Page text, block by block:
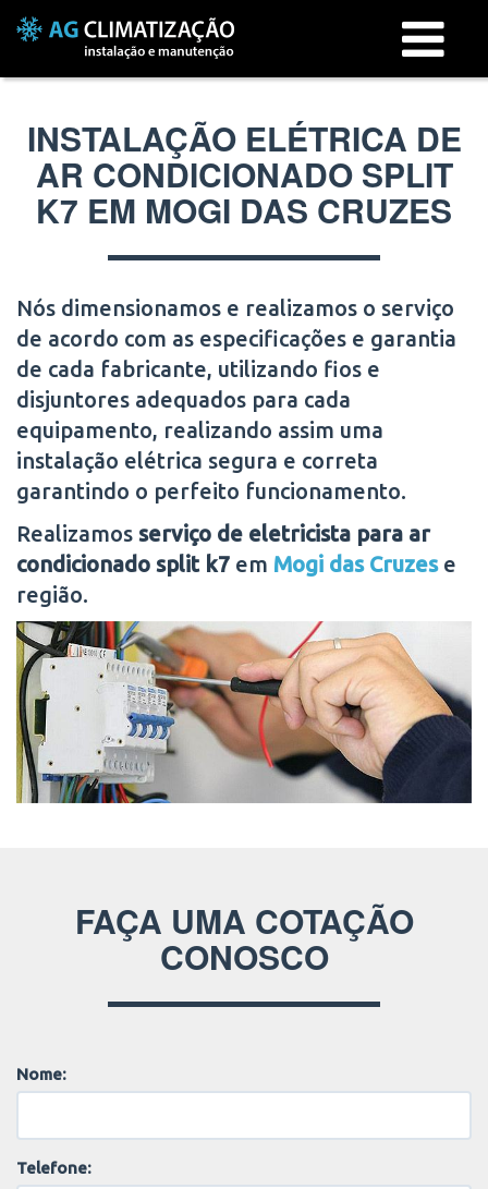
Menu
INSTALAÇÃO ELÉTRICA DE
AR CONDICIONADO SPLIT
K7 EM MOGI DAS CRUZES
Nós dimensionamos e realizamos o serviço
de acordo com as especificações e garantia
de cada fabricante, utilizando fios e
disjuntores adequados para cada
equipamento, realizando assim uma
instalação elétrica segura e correta
garantindo o perfeito funcionamento.
Realizamos serviço de eletricista para ar
condicionado split k7 em Mogi das Cruzese
região.
FAÇA UMA COTAÇÃO
CONOSCO
Nome:
Telefone: